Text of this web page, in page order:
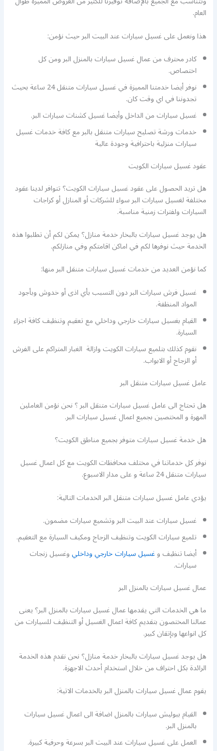
العام.
هذا ونعمل على غسيل سيارات عند البيت البر حيث نؤمن:
كادر محترف من عمال غسيل سيارات بالمنزل البر ومن كل
اختصاص.
نوفر أيضا خدمتنا المميزة في غسيل سيارات متنقل 24 ساعة بحيث
تجدوننا في اي وقت كان.
غسيل سيارات من الداخل وأيضا غسيل كشنات سيارات البر.
خدمات ورشة تصليح سيارات متنقل بالبر مع كافة خدمات غسيل
سيارات منزلية باحترافية وجودة عالية
عقود غسيل سيارات الكويت
هل تريد الحصول على عقود غسيل سيارات الكويت؟ تتوافر لدينا عقود
مختلفة لغسيل سيارات البر سواء للشركات أو المنازل أو كراجات
السيارات ولفترات زمنية مناسبة.
هل يوجد غسيل سيارات بالبخار خدمة منازل؟ يمكن لكم أن تطلبوا هذه
الخدمة حيث نوفرها لكم في اماكن اقامتكم وفي منازلكم.
كما نؤمن العديد من خدمات غسيل سيارات متنقل البر منها:
غسيل فرش سيارات البر دون التسبب بأي اذى أو خدوش وبأجود
المواد المنظفة.
القيام بغسيل سيارات خارجي وداخلي مع تعقيم وتنظيف كافة اجزاء
السيارة.
نقوم كذلك بتلميع سيارات الكويت وازالة الغبار المتراكم على الفرش
أو الزجاج أو الابواب.
عامل غسيل سيارات متنقل البر
هل تحتاج الى عامل غسيل سيارات متنقل البر ؟ نحن نؤمن العاملين
المهرة و المختصين بجميع اعمال غسيل سيارات البر.
هل خدمة غسيل سيارات متوفر بجميع مناطق الكويت؟
نوفر كل خدماتنا في مختلف محافظات الكويت مع كل اعمال غسيل
سيارات متنقل 24 ساعة و على مدار الاسبوع.
يؤدي عامل غسيل سيارات متنقل البر الخدمات التالية:
غسيل سيارات عند البيت البر وتشميع سيارات مضمون.
تلميع سيارات الكويت وتنظيف الزجاج ومكيف السيارة مع التعقيم.
أيضا تنظيف وغسيل سيارات خارجي وداخليوغسيل زنجات
سيارات.
عمال غسيل سيارات بالمنزل البر
ما هي الخدمات التي يقدمها عمال غسيل سيارات بالمنزل البر؟ يعنى
عمالنا المختصون بتقديم كافة اعمال الغسيل أو التنظيف للسيارات من
كل انواعها وبإتقان كبير.
هل يوجد غسيل سيارات بالبخار خدمة منازل؟ نحن نقدم هذه الخدمة
الرائدة بكل احتراف من خلال استخدام أحدث الاجهزة.
يقوم عمال غسيل سيارات بالمنزل البر بالخدمات الاتية:
القيام ببوليش سيارات بالمنزل اضافة الى اعمال غسيل سيارات
بالمنزل البر.
العمل على غسيل سيارات عند البيت البر بسرعة وحرفية كبيرة.